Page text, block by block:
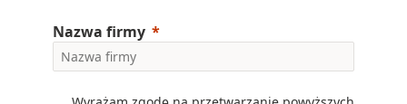
Nazwa firmy